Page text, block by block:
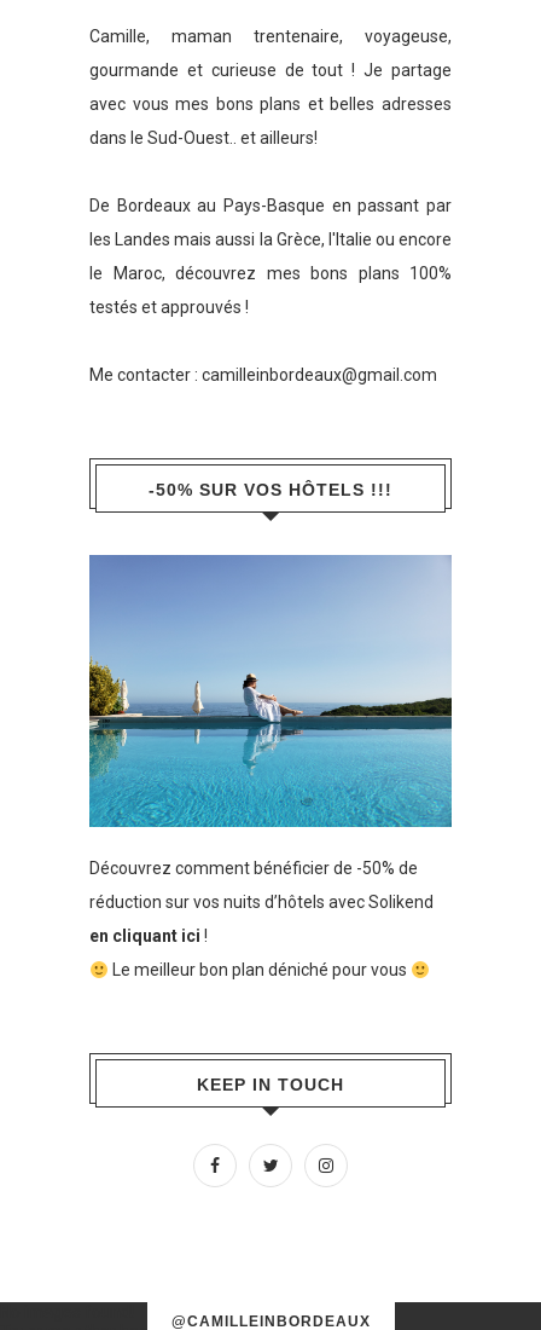
Camille, maman trentenaire, voyageuse,
gourmande et curieuse de tout ! Je partage
avec vous mes bons plans et belles adresses
dans le Sud-Ouest.. et ailleurs!
De Bordeaux au Pays-Basque en passant par
les Landes mais aussi la Grèce, l'Italie ou encore
le Maroc, découvrez mes bons plans 100%
testés et approuvés !
Me contacter : camilleinbordeaux@gmail.com
-50% SUR VOS HÔTELS !!!
Découvrez comment bénéficier de -50% de
réduction sur vos nuits d’hôtels avec Solikend
en cliquant ici !
Le meilleur bon plan déniché pour vous
KEEP IN TOUCH
@CAMILLEINBORDEAUX